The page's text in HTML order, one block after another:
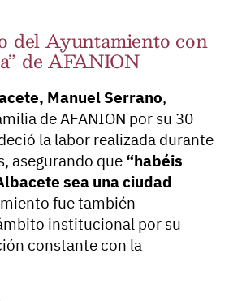
del Ayuntamiento con
de AFANION
Manuel Serrano,
de AFANION por su 30
la labor realizada durante
asegurando que “habéis
sea una ciudad
fue también
institucional por su
constante con la